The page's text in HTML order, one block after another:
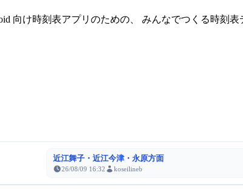
向け時刻表アプリのための、 みんなでつくる時刻表
近江舞子・近江今津・永原方面
26/08/09 16:32 koseilineb